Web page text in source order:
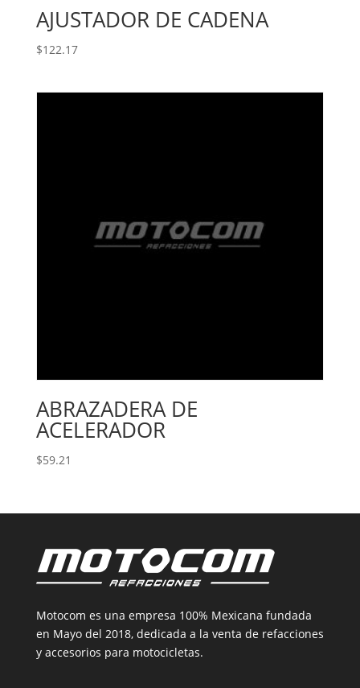
AJUSTADOR DE CADENA
$122.17
ABRAZADERA DE
ACELERADOR
$59.21
Motocom es una empresa 100% Mexicana fundada
en Mayo del 2018, dedicada a la venta de refacciones
y accesorios para motocicletas.